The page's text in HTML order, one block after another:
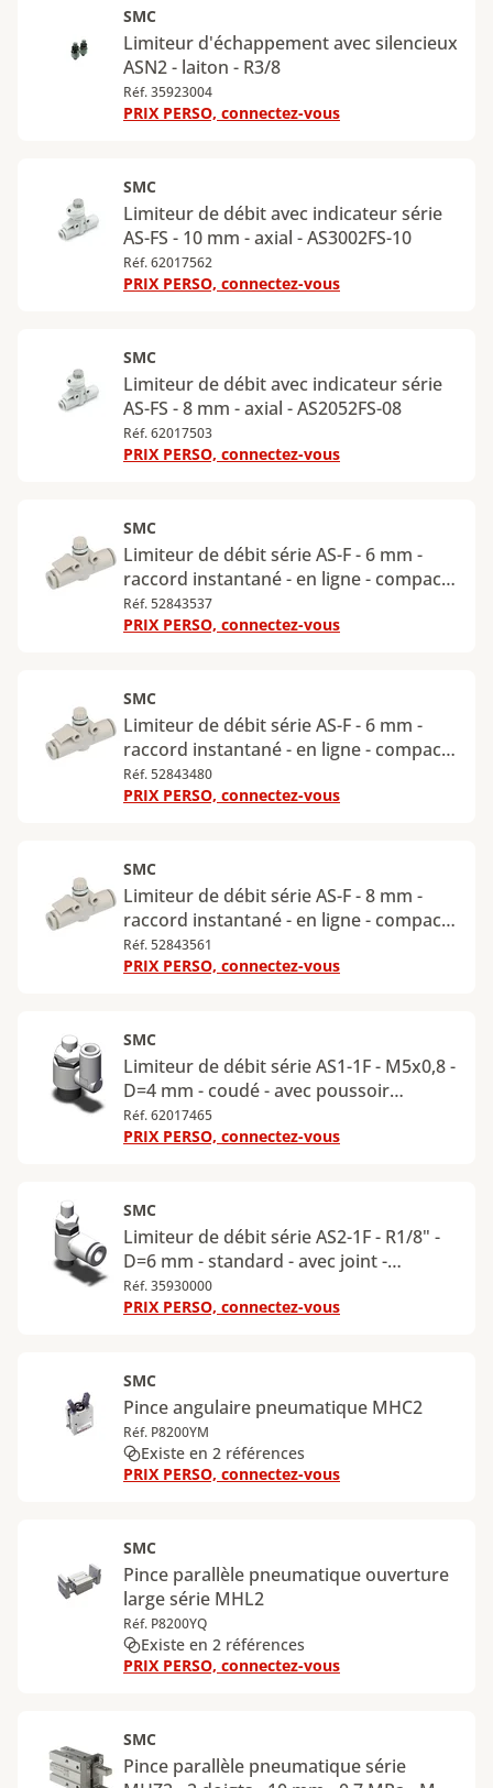
SMC
Limiteur d'échappement avec silencieux
ASN2 - laiton - R3/8
Réf. 35923004
PRIX PERSO, connectez-vous
SMC
Limiteur de débit avec indicateur série
AS-FS - 10 mm - axial - AS3002FS-10
Réf. 62017562
PRIX PERSO, connectez-vous
SMC
Limiteur de débit avec indicateur série
AS-FS - 8 mm - axial - AS2052FS-08
Réf. 62017503
PRIX PERSO, connectez-vous
SMC
Limiteur de débit série AS-F - 6 mm -
raccord instantané - en ligne - compact -
G1/8" - AS2002F-06
Réf. 52843537
PRIX PERSO, connectez-vous
SMC
Limiteur de débit série AS-F - 6 mm -
raccord instantané - en ligne - compact -
M5 - AS1002F-06
Réf. 52843480
PRIX PERSO, connectez-vous
SMC
Limiteur de débit série AS-F - 8 mm -
raccord instantané - en ligne - compact -
G1/4" - AS2052F-08
Réf. 52843561
PRIX PERSO, connectez-vous
SMC
Limiteur de débit série AS1-1F - M5x0,8 -
D=4 mm - coudé - avec poussoir
verrouillable - AS1201F-M5-04A
Réf. 62017465
PRIX PERSO, connectez-vous
SMC
Limiteur de débit série AS2-1F - R1/8" -
D=6 mm - standard - avec joint -
AS2301F-01-06S
Réf. 35930000
PRIX PERSO, connectez-vous
SMC
Pince angulaire pneumatique MHC2
Réf. P8200YM
Existe en 2 références
PRIX PERSO, connectez-vous
SMC
Pince parallèle pneumatique ouverture
large série MHL2
Réf. P8200YQ
Existe en 2 références
PRIX PERSO, connectez-vous
SMC
Pince parallèle pneumatique série